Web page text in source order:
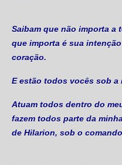
Saibam que não importa a
que importa é sua
coração.
E estão todos vocês sob a
Atuam todos dentro do
fazem todos parte da
de Hilarion, sob o